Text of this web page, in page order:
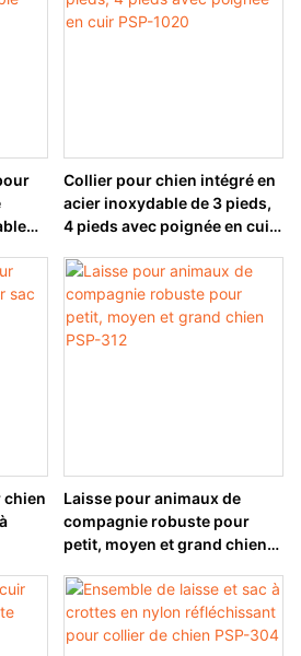
Collier pour chien intégré en
acier inoxydable de 3 pieds,
4 pieds avec poignée en cuir
chien
Laisse pour animaux de
compagnie robuste pour
petit, moyen et grand chien